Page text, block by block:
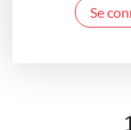
Se